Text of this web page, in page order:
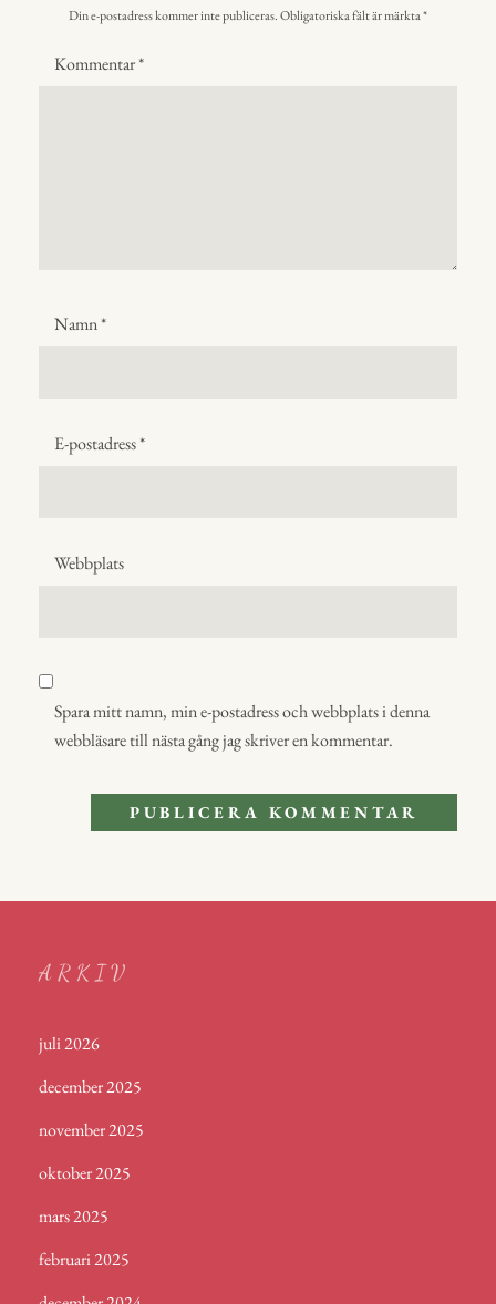
Din e-postadress kommer inte publiceras.Obligatoriska fält är märkta*
Kommentar*
Namn*
E-postadress*
Webbplats
Spara mitt namn, min e-postadress och webbplats i denna
webbläsare till nästa gång jag skriver en kommentar.
ARKIV
juli 2026
december 2025
november 2025
oktober 2025
mars 2025
februari 2025